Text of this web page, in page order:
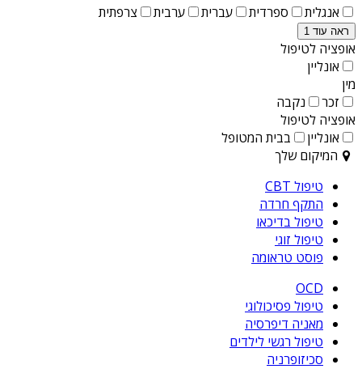
אנגלית
ספרדית עברית ערבית צרפתית
ראה עוד 1
אופציה לטיפול
אונליין
מין
זכר
נקבה
אופציה לטיפול
אונליין
בבית המטופל
המיקום שלך
טיפול CBT
התקף חרדה
טיפול בדיכאו
טיפול זוגי
פוסט טראומה
OCD
טיפול פסיכולוגי
מאניה דיפרסיה
טיפול רגשי לילדים
סכיזופרניה